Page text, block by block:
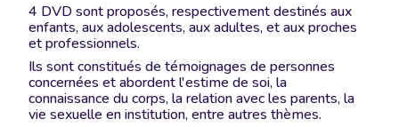
4 DVD sont proposés, respectivement destinés aux
enfants, aux adolescents, aux adultes, et aux proches
et professionnels.
Ils sont constitués de témoignages de personnes
concernées et abordent l'estime de soi, la
connaissance du corps, la relation avec les parents, la
vie sexuelle en institution, entre autres thèmes.